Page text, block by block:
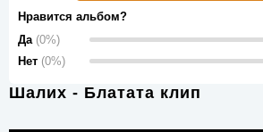
Нравится альбом?
Да (0%)
Нет (0%)
Шалих - Блатата клип